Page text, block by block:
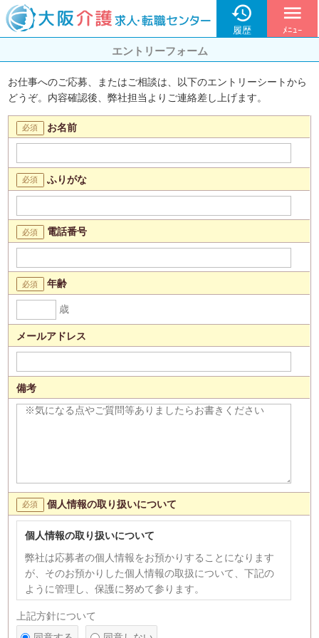

履歴
menu
ﾒﾆｭｰ
エントリーフォーム
お仕事へのご応募、またはご相談は、以下のエントリーシートから
どうぞ。内容確認後、弊社担当よりご連絡差し上げます。
お名前
ふりがな
電話番号
年齢
歳
メールアドレス
備考
個人情報の取り扱いについて
個人情報の取り扱いについて
弊社は応募者の個人情報をお預かりすることになります
が、そのお預かりした個人情報の取扱について、下記の
ように管理し、保護に努めて参ります。
【個人情報の利用目的】
1)応募者への連絡、採用選考のため。 2)次の各号のいず
上記方針について